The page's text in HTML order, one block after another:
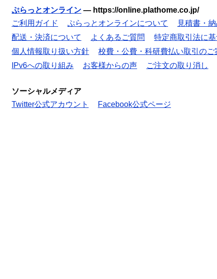
ぷらっとオンライン — https://online.plathome.co.jp/
ご利用ガイド
ぷらっとオンラインについて
見積書・
配送・決済について
よくあるご質問
特定商取引法に
個人情報取り扱い方針
校費・公費・科研費払い取引のご
IPv6への取り組み
お客様からの声 ご注文の取り消し
ソーシャルメディア
Twitter公式アカウント
Facebook公式ページ